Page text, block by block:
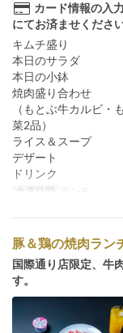
カード情報の入
にてお済ませください
キムチ盛り
本日のサラダ
本日の小鉢
焼肉盛り合わせ
（もとぶ牛カルビ
菜2品）
ライス＆スープ
デザート
ドリンク
食事時間 ランチ
豚＆鶏の焼肉ラン
国際通り店限定、牛
す。